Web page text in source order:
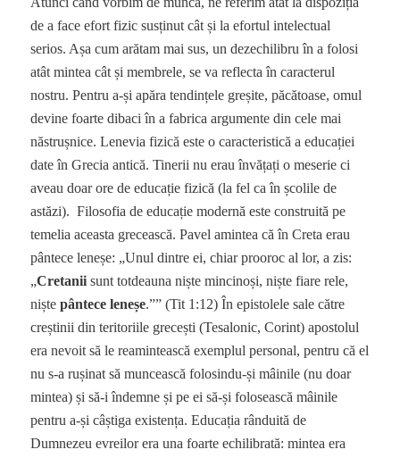
de a face efort fizic susținut cât și la efortul intelectual
serios. Așa cum arătam mai sus, un dezechilibru în a folosi
atât mintea cât și membrele, se va reflecta în caracterul
nostru. Pentru a-și apăra tendințele greșite, păcătoase, omul
devine foarte dibaci în a fabrica argumente din cele mai
năstrușnice. Lenevia fizică este o caracteristică a educației
date în Grecia antică. Tinerii nu erau învățați o meserie ci
aveau doar ore de educație fizică (la fel ca în școlile de
astăzi). Filosofia de educație modernă este construită pe
temelia aceasta grecească. Pavel amintea că în Creta erau
pântece leneșe: „Unul dintre ei, chiar prooroc al lor, a zis:
„Cretanii sunt totdeauna niște mincinoși, niște fiare rele,
niștepântece leneșe.”” (Tit 1:12) În epistolele sale către
creștinii din teritoriile grecești (Tesalonic, Corint) apostolul
era nevoit să le reamintească exemplul personal, pentru că el
nu s-a rușinat să muncească folosindu-și mâinile (nu doar
mintea) și să-i îndemne și pe ei să-și folosească mâinile
pentru a-și câștiga existența. Educația rânduită de
Dumnezeu evreilor era una foarte echilibrată: mintea era